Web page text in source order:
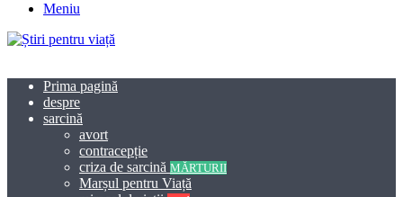
Meniu
Prima pagină
despre
sarcină
avort
contracepție
criza de sarcină MĂRTURII
Marșul pentru Viață